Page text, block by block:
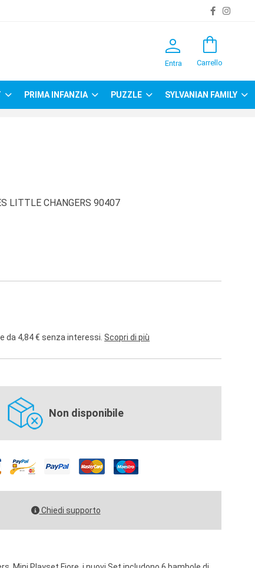
person
Entra
shopping_bag
Carrello
PRIMA INFANZIA PUZZLE SYLVANIAN FAMILY
LITTLE CHANGERS 90407
da 4,84 € senza interessi.Scopri di più
Non disponibile
Chiedi supporto